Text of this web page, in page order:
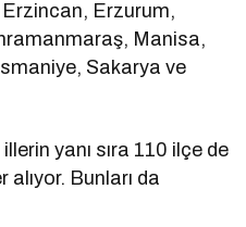
Erzurum,
Manisa,
Sakarya ve
yanı sıra 110 ilçe de
Bunları da